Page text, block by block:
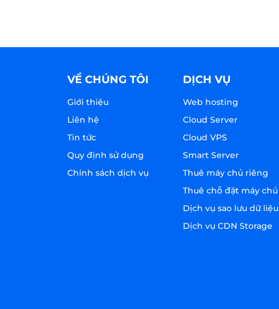
VỀ CHÚNG TÔI
Giới thiệu
Liên hệ
Tin tức
Quy định sử dụng
Chính sách dịch vụ
DỊCH VỤ
Web hosting
Cloud Server
Cloud VPS
Smart Server
Thuê máy chủ riêng
Thuê chỗ đặt máy chủ
Dịch vụ sao lưu dữ liệu
Dịch vụ CDN Storage